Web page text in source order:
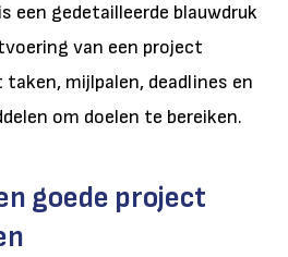
een gedetailleerde blauwdruk
van een project
mijlpalen, deadlines en
om doelen te bereiken.
goede project